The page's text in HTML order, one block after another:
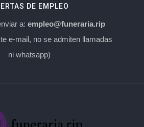
DE EMPLEO
a:empleo@funeraria.rip
e-mail, no se admiten llamadas
ni whatsapp)